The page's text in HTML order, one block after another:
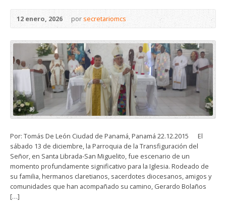
12 enero, 2026 porsecretariomcs
Por: Tomás De León Ciudad de Panamá, Panamá 22.12.2015 El
sábado 13 de diciembre, la Parroquia de la Transfiguración del
Señor, en Santa Librada-San Miguelito, fue escenario de un
momento profundamente significativo para la Iglesia. Rodeado de
su familia, hermanos claretianos, sacerdotes diocesanos, amigos y
comunidades que han acompañado su camino, Gerardo Bolaños
[…]